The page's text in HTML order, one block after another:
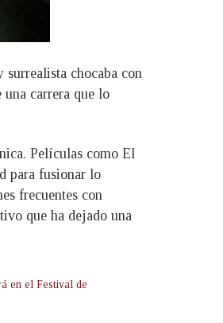
chocaba con
carrera que lo
Películas como El
para fusionar lo
frecuentes con
que ha dejado una
en el Festival de